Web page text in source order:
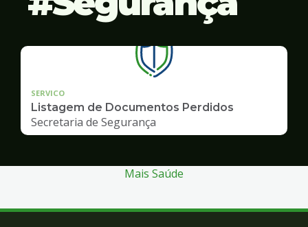
SERVICO
Listagem de Documentos Perdidos
Secretaria de Segurança
Mais Saúde